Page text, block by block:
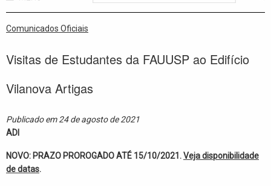
Comunicados Oficiais
Visitas de Estudantes da FAUUSP ao Edifício
Vilanova Artigas
Publicado em 24 de agosto de 2021
ADI
NOVO: PRAZO PROROGADO ATÉ 15/10/2021.Veja disponibilidade
de datas.